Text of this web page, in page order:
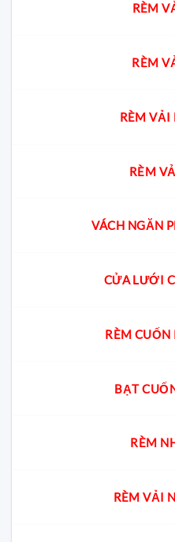
RÈM
RÈM
RÈM VẢI
RÈM
VÁCH NGĂN
CỬA LƯỚI
RÈM CUỐN
BẠT
RÈM
RÈM VẢI